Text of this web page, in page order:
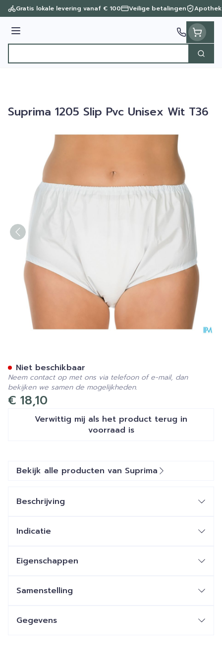
Ga naar de inhoud
Gratis lokale levering vanaf € 100 Veilige betalingen
Menu
Zoek
Suprima 1205 Slip Pvc Unisex Wit T36
€ 18,10
Verwittig mij als het product terug in
voorraad is
Niet beschikbaar
Neem contact op met ons via telefoon of e-mail, dan
bekijken we samen de mogelijkheden.
Bekijk alle producten van Suprima
Beschrijving
Indicatie
Eigenschappen
Samenstelling
Gegevens